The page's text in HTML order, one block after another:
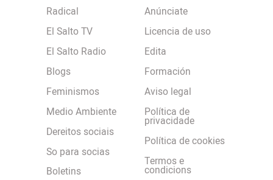
Radical
El Salto TV
El Salto Radio
Blogs
Feminismos
Medio Ambiente
Dereitos sociais
So para socias
Boletins
Anúnciate
Licencia de uso
Edita
Formación
Aviso legal
Política de
privacidade
Política de cookies
Termos e
condicions